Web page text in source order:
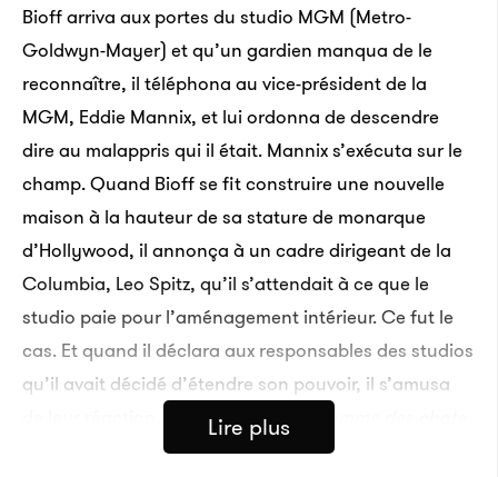
Bioff arriva aux portes du studio MGM (Metro-
Goldwyn-Mayer) et qu’un gardien manqua de le
reconnaître, il téléphona au vice-président de la
MGM, Eddie Mannix, et lui ordonna de descendre
dire au malappris qui il était. Mannix s’exécuta sur le
champ. Quand Bioff se fit construire une nouvelle
maison à la hauteur de sa stature de monarque
d’Hollywood, il annonça à un cadre dirigeant de la
Columbia, Leo Spitz, qu’il s’attendait à ce que le
studio paie pour l’aménagement intérieur. Ce fut le
cas. Et quand il déclara aux responsables des studios
qu’il avait décidé d’étendre son pouvoir, il s’amusa
Ils ont sursauté comme des chats
effarouchés. Il faut croire que j’étais leur croque-
Lire plus